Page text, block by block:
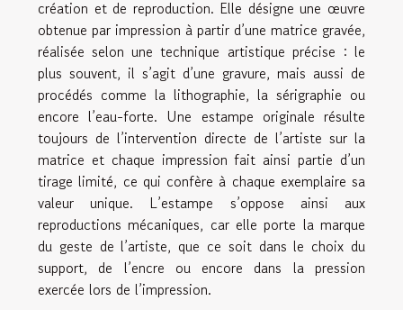
création et de reproduction. Elle désigne une œuvre
obtenue par impression à partir d’une matrice gravée,
réalisée selon une technique artistique précise : le
plus souvent, il s’agit d’une gravure, mais aussi de
procédés comme la lithographie, la sérigraphie ou
encore l’eau-forte. Une estampe originale résulte
toujours de l’intervention directe de l’artiste sur la
matrice et chaque impression fait ainsi partie d’un
tirage limité, ce qui confère à chaque exemplaire sa
valeur unique. L’estampe s’oppose ainsi aux
reproductions mécaniques, car elle porte la marque
du geste de l’artiste, que ce soit dans le choix du
support, de l’encre ou encore dans la pression
exercée lors de l’impression.